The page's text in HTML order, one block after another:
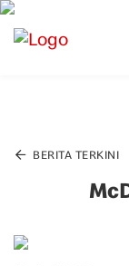
BERITA TERKINI